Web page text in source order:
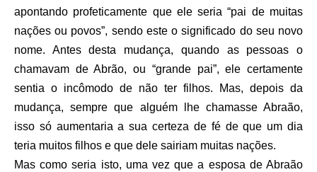
apontando profeticamente que ele seria “pai de muitas
nações ou povos”, sendo este o significado do seu novo
nome. Antes desta mudança, quando as pessoas o
chamavam de Abrão, ou “grande pai”, ele certamente
sentia o incômodo de não ter filhos. Mas, depois da
mudança, sempre que alguém lhe chamasse Abraão,
isso só aumentaria a sua certeza de fé de que um dia
teria muitos filhos e que dele sairiam muitas nações.
Mas como seria isto, uma vez que a esposa de Abraão